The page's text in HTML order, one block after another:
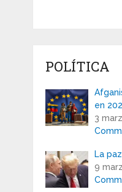
POLÍTICA
en
3
La
9